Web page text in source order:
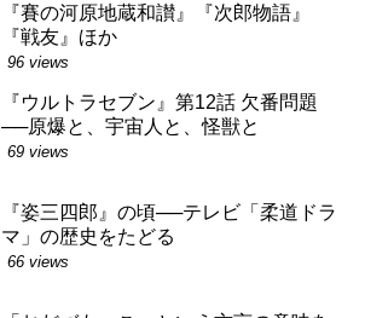
『賽の河原地蔵和讃』『次郎物語』
『戦友』ほか
96 views
『ウルトラセブン』第12話 欠番問題
──原爆と、宇宙人と、怪獣と
69 views
『姿三四郎』の頃──テレビ「柔道ドラ
マ」の歴史をたどる
66 views